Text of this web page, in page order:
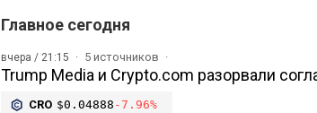
Главное сегодня
вчера / 21:15 5 источников
Trump Media и Crypto.com разорвали
CRO $0.04888 -7.96%